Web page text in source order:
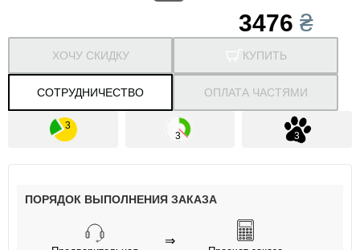
3476₴
КУПИТЬ
СОТРУДНИЧЕСТВО
ХОЧУ СКИДКУ
ОПЛАТА ЧАСТЯМИ
ПОРЯДОК ВЫПОЛНЕНИЯ ЗАКАЗА
⇒